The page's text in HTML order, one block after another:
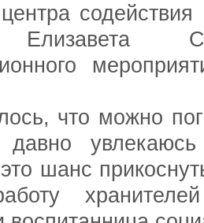
Елизавета
что можно
увлекаюсь
шанс